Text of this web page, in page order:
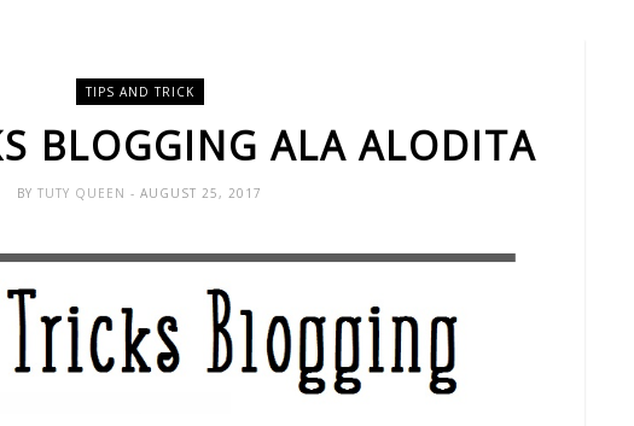
TIPS AND TRICK
BLOGGING ALA ALODITA
BY TUTY QUEEN - AUGUST 25, 2017